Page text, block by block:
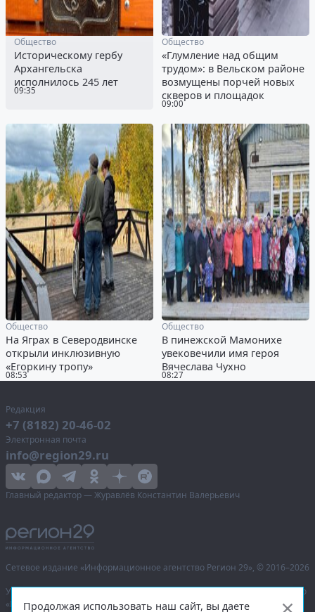
09:35
Общество
Историческому гербу
Архангельска
исполнилось 245 лет
09:00
Общество
«Глумление над общим
трудом»: в Вельском районе
возмущены порчей новых
скверов и площадок
08:53
Общество
На Яграх в Северодвинске
открыли инклюзивную
«Егоркину тропу»
08:27
Общество
В пинежской Мамонихе
увековечили имя героя
Вячеслава Чухно
Редакция
+7 (8182) 20-46-02
Электронная почта
info@region29.ru
Главный редактор — Журавлёв Константин Валерьевич
Сетевое издание «Информационное агентство Регион 29», © 2016–2026
Учредитель — общество с ограниченной ответственностью «Агентство
«Правда Севера».
Продолжая использовать наш сайт, вы даете